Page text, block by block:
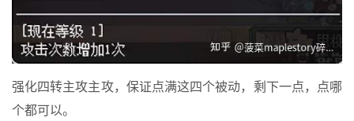
强化四转主攻主攻，保证点满这四个被动，剩下一点，点哪
个都可以。